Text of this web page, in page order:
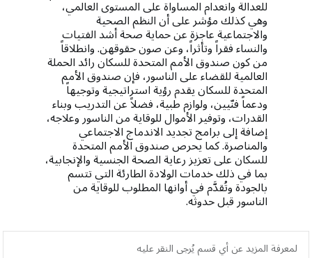
للعدالة وانعدام المساواة على المستوى العالمي،
وهي كذلك مؤشر على أن النظم الصحية
والاجتماعية عاجزة عن حماية صحة أشد الفتيات
والنساء فقراً وتأثراً، وعن صون حقوقهن. وانطلاقاً
من كون صندوق الأمم المتحدة للسكان رائد الحملة
العالمية للقضاء على الناسور، فإن صندوق الأمم
المتحدة للسكان يقدم رؤية استراتيجية وتوجيهاً
ودعماً فنّيين، ولوازم طبية، فضلاً عن التدريب وبناء
القدرات، وتوفير الأموال للوقاية من الناسور وعلاجه،
إضافة إلى برامج تجديد الاندماج الاجتماعي
والمناصرة. كما يحرص صندوق الأمم المتحدة
للسكان على تعزيز رعاية الصحة الجنسية والإنجابية،
بما في ذلك خدمات الولادة الطارئة التي تتسم
بالجودة وتُقدَّم في أوانها المطلوب للوقاية من
الناسور قبل حدوثه.
لمعرفة المزيد عن أي قسم يُرجى النقر عليه